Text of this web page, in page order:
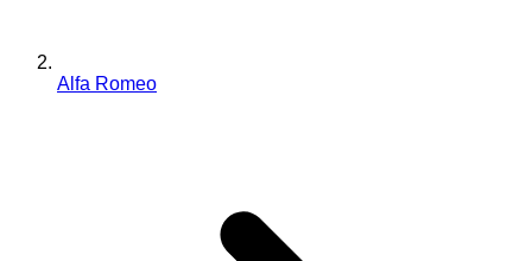
Alfa Romeo